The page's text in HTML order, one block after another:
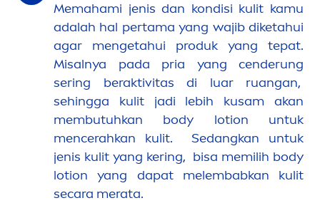
Memahami jenis dan kondisi kulit kamu
adalah hal pertama yang wajib diketahui
agar mengetahui produk yang tepat.
Misalnya pada pria yang cenderung
sering beraktivitas di luar ruangan,
sehingga kulit jadi lebih kusam akan
membutuhkan body lotion untuk
mencerahkan kulit. Sedangkan untuk
jenis kulit yang kering, bisa memilih body
lotion yang dapat melembabkan kulit
secara merata.